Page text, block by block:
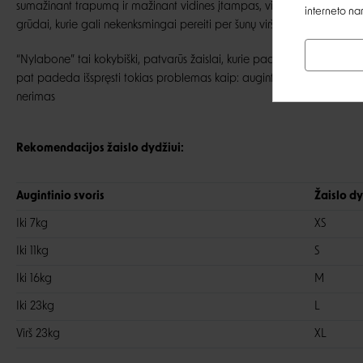
sumažinant trapumą ir mažinant vidines įtampas, vienintelis
grūdai, kurie gali nekenksmingai pereiti per šunų virškinamąją sistemą
“Nylabone” tai kokybiški, patvarūs žaislai, kurie padeda išvengti
pat padeda išspręsti tokias problemas kaip: augintinio stresas,
nerimas
Rekomendacijos žaislo dydžiui:
Augintinio svoris Žaislo
Iki 7kg XS
Iki 11kg S
Iki 16kg M
Iki 23kg L
Virš 23kg XL
interneto